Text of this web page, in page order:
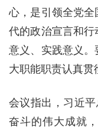
心，是引领全党
代的政治宣言和
意义、实践意义。
大职能职责认真贯
会议指出，习近
奋斗的伟大成就